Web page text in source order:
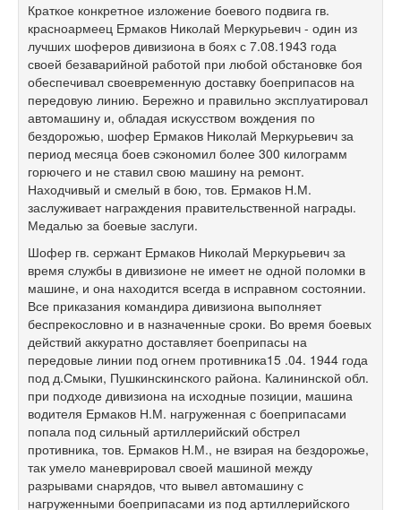
Краткое конкретное изложение боевого подвига гв.
красноармеец Ермаков Николай Меркурьевич - один из
лучших шоферов дивизиона в боях с 7.08.1943 года
своей безаварийной работой при любой обстановке боя
обеспечивал своевременную доставку боеприпасов на
передовую линию. Бережно и правильно эксплуатировал
автомашину и, обладая искусством вождения по
бездорожью, шофер Ермаков Николай Меркурьевич за
период месяца боев сэкономил более 300 килограмм
горючего и не ставил свою машину на ремонт.
Находчивый и смелый в бою, тов. Ермаков Н.М.
заслуживает награждения правительственной награды.
Медалью за боевые заслуги.
Шофер гв. сержант Ермаков Николай Меркурьевич за
время службы в дивизионе не имеет не одной поломки в
машине, и она находится всегда в исправном состоянии.
Все приказания командира дивизиона выполняет
беспрекословно и в назначенные сроки. Во время боевых
действий аккуратно доставляет боеприпасы на
передовые линии под огнем противника15 .04. 1944 года
под д.Смыки, Пушкинскинского района. Калининской обл.
при подходе дивизиона на исходные позиции, машина
водителя Ермаков Н.М. нагруженная с боеприпасами
попала под сильный артиллерийский обстрел
противника, тов. Ермаков Н.М., не взирая на бездорожье,
так умело маневрировал своей машиной между
разрывами снарядов, что вывел автомашину с
нагруженными боеприпасами из под артиллерийского